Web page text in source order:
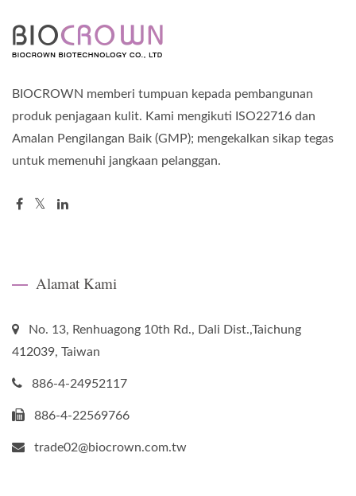
BIOCROWN memberi tumpuan kepada pembangunan
produk penjagaan kulit. Kami mengikuti ISO22716 dan
Amalan Pengilangan Baik (GMP); mengekalkan sikap tegas
untuk memenuhi jangkaan pelanggan.
Alamat Kami
No. 13, Renhuagong 10th Rd., Dali Dist.,Taichung
412039, Taiwan
886-4-24952117
886-4-22569766
trade02@biocrown.com.tw